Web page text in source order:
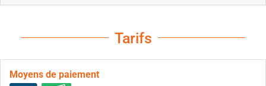
Tarifs
Moyens de paiement